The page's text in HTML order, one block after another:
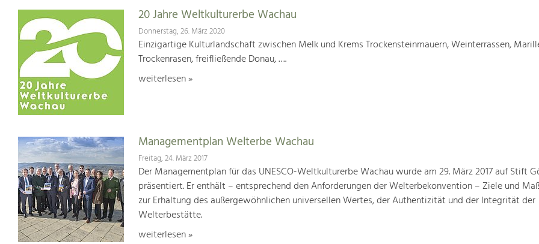
20 Jahre Weltkulturerbe Wachau
Donnerstag, 26. März 2020
Einzigartige Kulturlandschaft zwischen Melk und Krems Trockensteinmauern, Weinterrassen,
Trockenrasen, freifließende Donau, ….
weiterlesen »
Managementplan Welterbe Wachau
Freitag, 24. März 2017
Der Managementplan für das UNESCO-Weltkulturerbe Wachau wurde am 29. März 2017 auf Stift
präsentiert. Er enthält – entsprechend den Anforderungen der Welterbekonvention – Ziele und
zur Erhaltung des außergewöhnlichen universellen Wertes, der Authentizität und der Integrität der
Welterbestätte.
weiterlesen »